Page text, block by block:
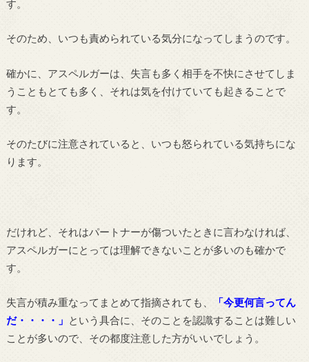
す。
そのため、いつも責められている気分になってしまうのです。
確かに、アスペルガーは、失言も多く相手を不快にさせてしま
うこともとても多く、それは気を付けていても起きることで
す。
そのたびに注意されていると、いつも怒られている気持ちにな
ります。
だけれど、それはパートナーが傷ついたときに言わなければ、
アスペルガーにとっては理解できないことが多いのも確かで
す。
失言が積み重なってまとめて指摘されても、
「今更何言ってん
だ・・・・」 という具合に、そのことを認識することは難しい
ことが多いので、その都度注意した方がいいでしょう。